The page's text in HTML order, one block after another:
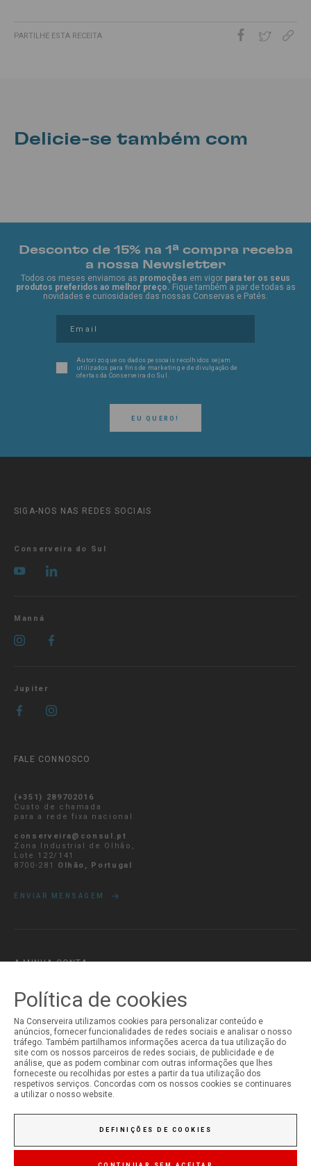
PARTILHE ESTA RECEITA
Delicie-se também com
Desconto de 15% na 1ª compra receba
a nossa Newsletter
Todos os meses enviamos as promoções em vigor para ter os seus
produtos preferidos ao melhor preço. Fique também a par de todas as
novidades e curiosidades das nossas Conservas e Patés.
EU QUERO!
Autorizo que os dados pessoais recolhidos sejam
utilizados para fins de marketing e de divulgação de
ofertas da Conserveira do Sul.
SIGA-NOS NAS REDES SOCIAIS
Conserveira do Sul
Manná
Jupiter
FALE CONNOSCO
(+351) 289702016
Custo de chamada
para a rede fixa nacional
conserveira@consul.pt
Zona Industrial de Olhão,
Lote 122/141
8700-281 Olhão, Portugal
ENVIAR MENSAGEM
A MINHA CONTA
Registo
Política de cookies
Na Conserveira utilizamos cookies para personalizar conteúdo e
anúncios, fornecer funcionalidades de redes sociais e analisar o nosso
tráfego. Também partilhamos informações acerca da tua utilização do
site com os nossos parceiros de redes sociais, de publicidade e de
análise, que as podem combinar com outras informações que lhes
forneceste ou recolhidas por estes a partir da tua utilização dos
respetivos serviços. Concordas com os nossos cookies se continuares
a utilizar o nosso website.
DEFINIÇÕES DE COOKIES